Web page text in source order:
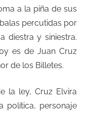
a la piña de sus
percutidas por
diestra y siniestra.
es de Juan Cruz
de los Billetes.
la ley, Cruz Elvira
política, personaje